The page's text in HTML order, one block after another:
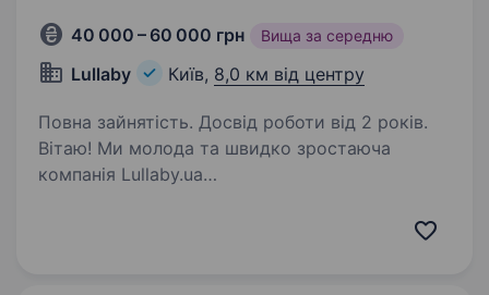
40 000 – 60 000 грн Вища за середню
Lullaby Київ, 8,0 км від центру
Повна зайнятість. Досвід роботи від 2 років.
Вітаю! Ми молода та швидко зростаюча
компанія Lullaby.ua
магазин є одним з лідерів продажів косметики